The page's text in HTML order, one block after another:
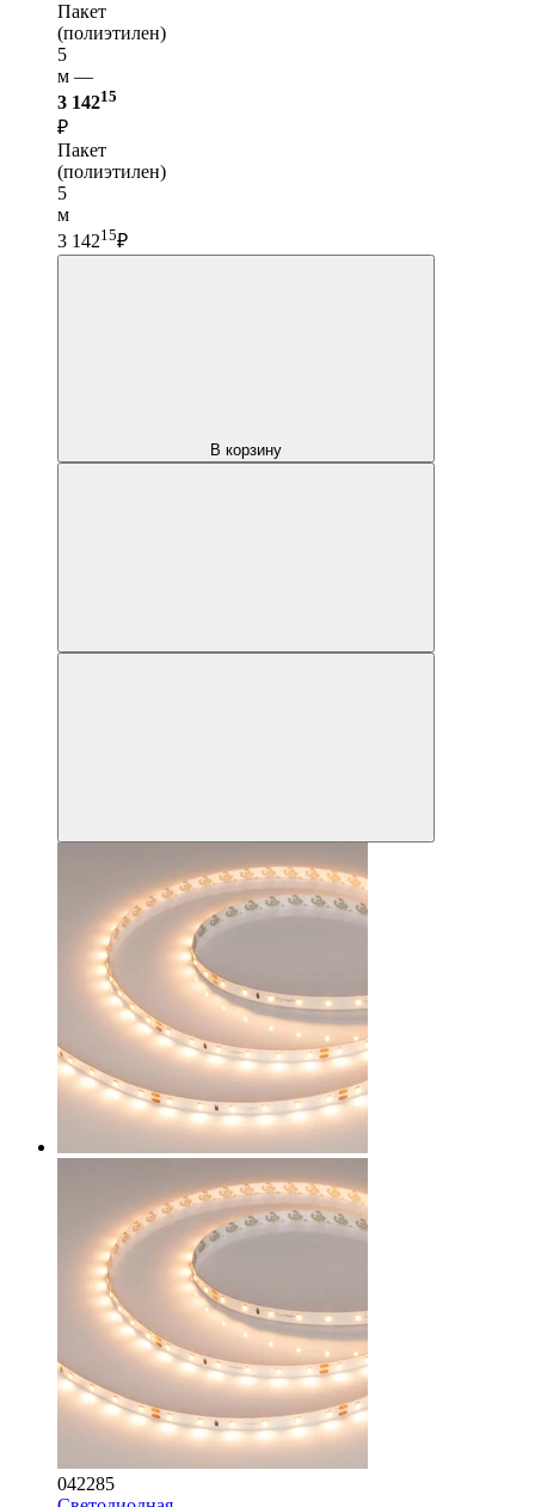
Пакет
(полиэтилен)
5
м —
3 14215
₽
Пакет
(полиэтилен)
5
м
3 14215₽
В корзину
042285